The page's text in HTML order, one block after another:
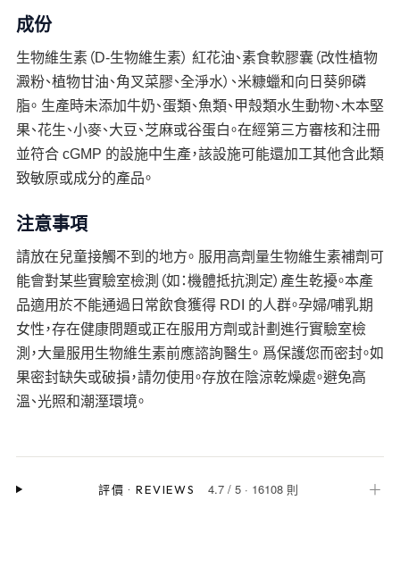
成份
生物維生素（D-生物維生素） 紅花油、素食軟膠囊（改性植物
澱粉、植物甘油、角叉菜膠、全淨水）、米糠蠟和向日葵卵磷
脂。 生產時未添加牛奶、蛋類、魚類、甲殼類水生動物、木本堅
果、花生、小麥、大豆、芝麻或谷蛋白。在經第三方審核和注冊
並符合 cGMP 的設施中生產，該設施可能還加工其他含此類
致敏原或成分的產品。
注意事項
請放在兒童接觸不到的地方。 服用高劑量生物維生素補劑可
能會對某些實驗室檢測（如：機體抵抗測定）產生乾擾。本產
品適用於不能通過日常飲食獲得 RDI 的人群。孕婦/哺乳期
女性，存在健康問題或正在服用方劑或計劃進行實驗室檢
測，大量服用生物維生素前應諮詢醫生。 爲保護您而密封。如
果密封缺失或破損，請勿使用。存放在陰涼乾燥處。避免高
溫、光照和潮溼環境。
評價 ·REVIEWS 4.7/ 5· 16108 則 ＋